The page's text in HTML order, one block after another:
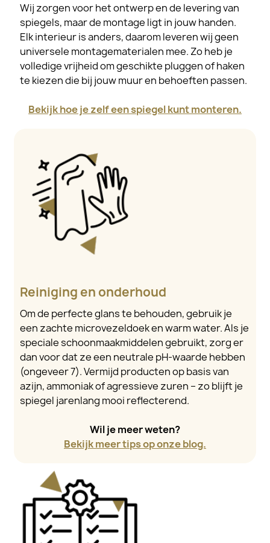
Wij zorgen voor het ontwerp en de levering van
spiegels, maar de montage ligt in jouw handen.
Elk interieur is anders, daarom leveren wij geen
universele montagematerialen mee. Zo heb je
volledige vrijheid om geschikte pluggen of haken
te kiezen die bij jouw muur en behoeften passen.
Bekijk hoe je zelf een spiegel kunt monteren.
Reiniging en onderhoud
Om de perfecte glans te behouden, gebruik je
een zachte microvezeldoek en warm water. Als je
speciale schoonmaakmiddelen gebruikt, zorg er
dan voor dat ze een neutrale pH-waarde hebben
(ongeveer 7). Vermijd producten op basis van
azijn, ammoniak of agressieve zuren – zo blijft je
spiegel jarenlang mooi reflecterend.
Wil je meer weten?
Bekijk meer tips op onze blog.